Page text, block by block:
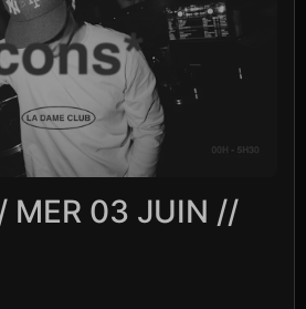
MER 03 JUIN //